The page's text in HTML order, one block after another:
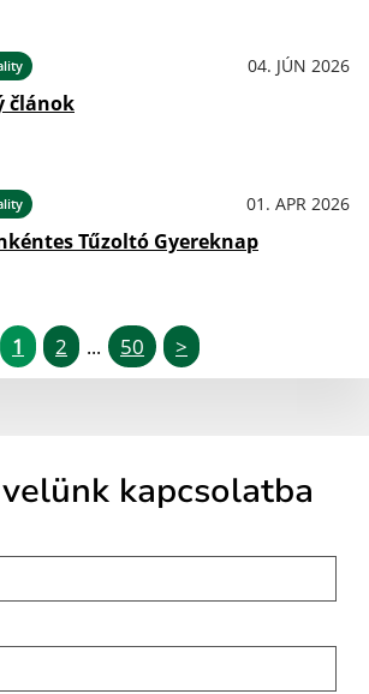
04. JÚN 2026
článok
01. APR 2026
Tűzoltó Gyereknap
1 2 ... 50 >
kapcsolatba